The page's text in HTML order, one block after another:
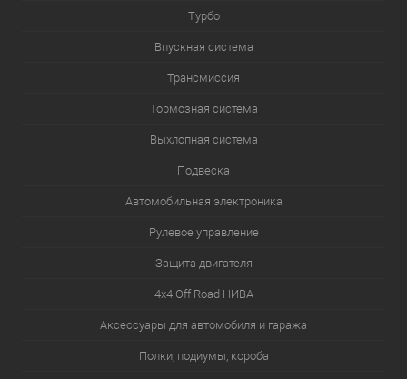
Турбо
Впускная система
Трансмиссия
Тормозная система
Выхлопная система
Подвеска
Автомобильная электроника
Рулевое управление
Защита двигателя
4х4.Off Road НИВА
Аксессуары для автомобиля и гаража
Полки, подиумы, короба